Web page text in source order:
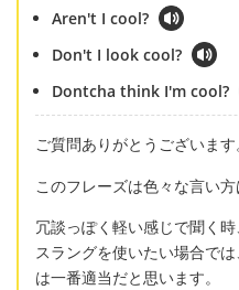
Aren't I cool?
Don't I look cool?
Dontcha think I'm cool?
ご質問ありがとうございます
このフレーズは色々な言い方
冗談っぽく軽い感じで聞く
スラングを使いたい場合で
は一番適当だと思います。